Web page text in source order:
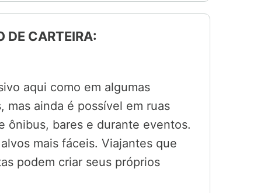
DE CARTEIRA:
aqui como em algumas
mas ainda é possível em ruas
ônibus, bares e durante eventos.
mais fáceis. Viajantes que
podem criar seus próprios